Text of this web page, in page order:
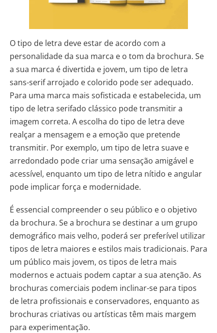
O tipo de letra deve estar de acordo com a
personalidade da sua marca e o tom da brochura. Se
a sua marca é divertida e jovem, um tipo de letra
sans-serif arrojado e colorido pode ser adequado.
Para uma marca mais sofisticada e estabelecida, um
tipo de letra serifado clássico pode transmitir a
imagem correta. A escolha do tipo de letra deve
realçar a mensagem e a emoção que pretende
transmitir. Por exemplo, um tipo de letra suave e
arredondado pode criar uma sensação amigável e
acessível, enquanto um tipo de letra nítido e angular
pode implicar força e modernidade.
É essencial compreender o seu público e o objetivo
da brochura. Se a brochura se destinar a um grupo
demográfico mais velho, poderá ser preferível utilizar
tipos de letra maiores e estilos mais tradicionais. Para
um público mais jovem, os tipos de letra mais
modernos e actuais podem captar a sua atenção. As
brochuras comerciais podem inclinar-se para tipos
de letra profissionais e conservadores, enquanto as
brochuras criativas ou artísticas têm mais margem
para experimentação.